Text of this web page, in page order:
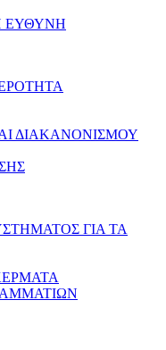
ΕΥΘΥΝΗ
ΔΙΑΚΑΝΟΝΙΣΜΟΥ
ΓΙΑ ΤΑ